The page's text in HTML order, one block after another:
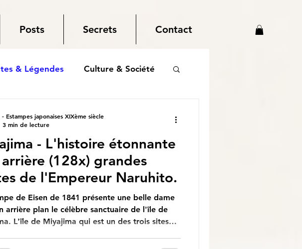
Posts Secrets Contact
& Légendes Culture & Société
- L'histoire étonnante
(128x) grandes
de l'Empereur Naruhito.
de Eisen de 1841 présente une belle dame
arrière plan le célèbre sanctuaire de l'île de
L'île de Miyajima qui est un des trois sites
- Estampes japonaises XIXème siècle
3 min de lecture